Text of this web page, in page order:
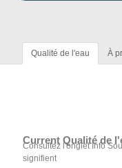
Qualité de l'eau À
Current Qualité de
Consultez l'onglet Info
signifient